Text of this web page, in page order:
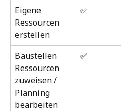
Eigene
Ressourcen
erstellen
✅
Baustellen
Ressourcen
zuweisen /
Planning
bearbeiten
✅